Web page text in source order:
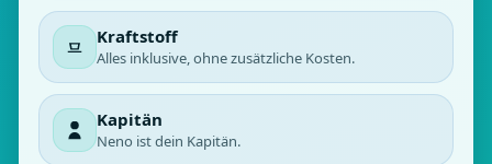
Kraftstoff
Alles inklusive, ohne zusätzliche Kosten.
Kapitän
Neno ist dein Kapitän.